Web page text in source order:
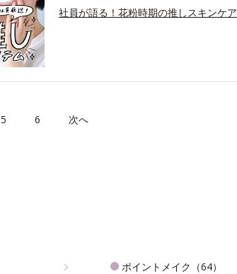
社員が語る！花粉時期の推しスキンケア
5 6 次へ
ポイントメイク（64）